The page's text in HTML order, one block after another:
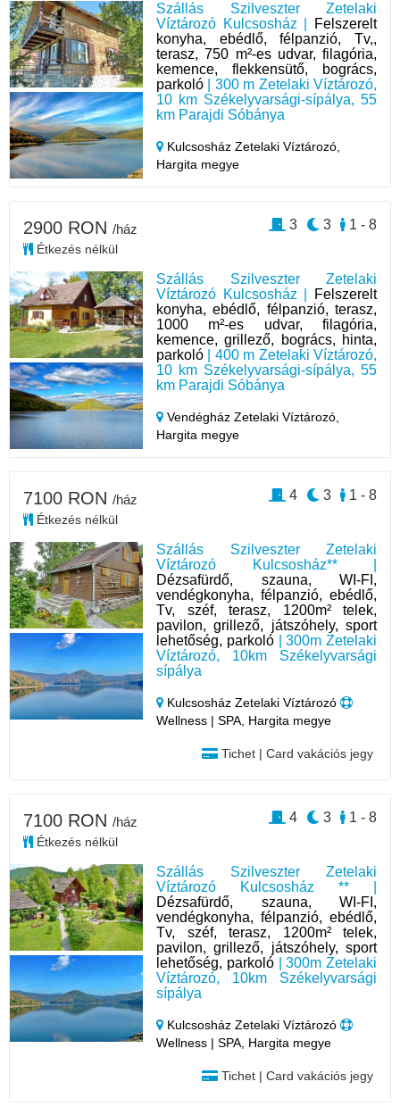
Szállás Szilveszter Zetelaki
Víztározó Kulcsosház |
Felszerelt
konyha, ebédlő, félpanzió, Tv,,
terasz, 750 m²-es udvar, filagória,
kemence, flekkensütő, bogrács,
parkoló | 300 m Zetelaki Víztározó,
10 km Székelyvarsági-sípálya, 55
km Parajdi Sóbánya
Kulcsosház Zetelaki Víztározó,
Hargita megye
Szállás Szilveszter Zetelaki
Víztározó Kulcsosház |
Felszerelt
konyha, ebédlő, félpanzió, terasz,
1000 m²-es udvar, filagória,
kemence, grillező, bogrács, hinta,
parkoló | 400 m Zetelaki Víztározó,
10 km Székelyvarsági-sípálya, 55
km Parajdi Sóbánya
Vendégház Zetelaki Víztározó,
Hargita megye
2900 RON /ház
Étkezés nélkül
1 - 8
3
3
Szállás Szilveszter Zetelaki
Víztározó Kulcsosház** |
Dézsafürdő, szauna, WI-FI,
vendégkonyha, félpanzió, ebédlő,
Tv, széf, terasz, 1200m² telek,
pavilon, grillező, játszóhely, sport
lehetőség, parkoló| 300m Zetelaki
Víztározó, 10km Székelyvarsági
sípálya
Kulcsosház Zetelaki Víztározó
Wellness | SPA, Hargita megye
Tichet | Card vakációs jegy
7100 RON /ház
Étkezés nélkül
1 - 8
3
4
Szállás Szilveszter Zetelaki
Víztározó Kulcsosház ** |
Dézsafürdő, szauna, WI-FI,
vendégkonyha, félpanzió, ebédlő,
Tv, széf, terasz, 1200m² telek,
pavilon, grillező, játszóhely, sport
lehetőség, parkoló| 300m Zetelaki
Víztározó, 10km Székelyvarsági
sípálya
Kulcsosház Zetelaki Víztározó
Wellness | SPA, Hargita megye
Tichet | Card vakációs jegy
7100 RON /ház
Étkezés nélkül
1 - 8
3
4